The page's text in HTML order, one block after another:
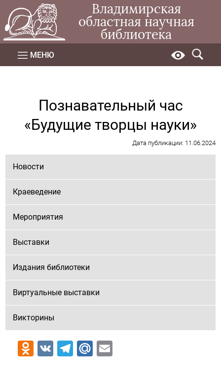
Владимирская
областная научная
библиотека
МЕНЮ
Познавательный час
«Будущие творцы науки»
Дата публикации: 11.06.2024
Новости
Краеведение
Мероприятия
Выставки
Издания библиотеки
Виртуальные выставки
Викторины
Odnoklassniki
VK Telegram
Mail.Ru